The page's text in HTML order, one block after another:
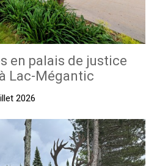
en palais de justice
Lac-Mégantic
2026